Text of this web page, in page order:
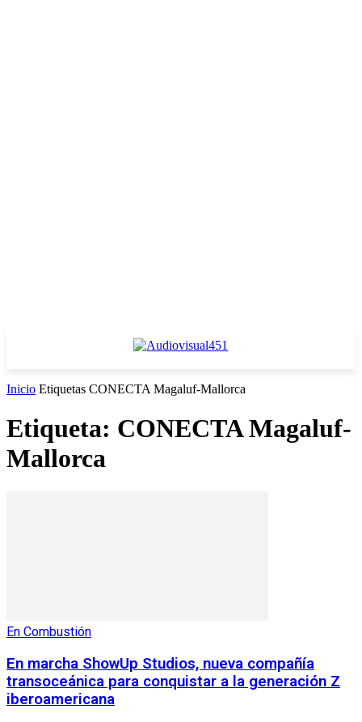
Inicio Etiquetas CONECTA Magaluf-Mallorca
Etiqueta: CONECTA Magaluf-
Mallorca
En Combustión
En marcha ShowUp Studios, nueva compañía
transoceánica para conquistar a la generación Z
iberoamericana